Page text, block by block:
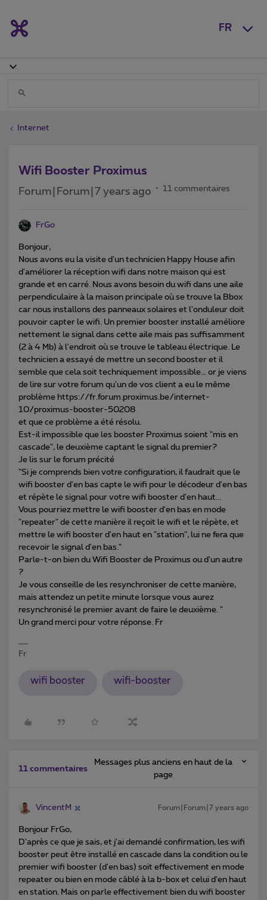
FR
Internet
Wifi Booster Proximus
Forum|Forum|7 years ago 11 commentaires
FrGo
Bonjour,
Nous avons eu la visite d'un technicien Happy House afin
d'améliorer la réception wifi dans notre maison qui est
grande et en carré. Nous avons besoin du wifi dans une aile
perpendiculaire à la maison principale où se trouve la Bbox
car nous installons des panneaux solaires et l'onduleur doit
pouvoir capter le wifi. Un premier booster installé améliore
nettement le signal dans cette aile mais pas suffisamment
(2 à 4 Mb) à l'endroit où se trouve le tableau électrique. Le
technicien a essayé de mettre un second booster et il
semble que cela soit techniquement impossible… or je viens
de lire sur votre forum qu'un de vos client a eu le même
problème https://fr.forum.proximus.be/internet-
10/proximus-booster-50208
et que ce problème a été résolu.
Est-il impossible que les booster Proximus soient "mis en
cascade", le deuxième captant le signal du premier?
Je lis sur le forum précité
"Si je comprends bien votre configuration, il faudrait que le
wifi booster d'en bas capte le wifi pour le décodeur d'en bas
et répète le signal pour votre wifi booster d'en haut...
Vous pourriez mettre le wifi booster d'en bas en mode
"repeater" de cette manière il reçoit le wifi et le répète, et
mettre le wifi booster d'en haut en "station", lui ne fera que
recevoir le signal d'en bas."
Parle-t-on bien du Wifi Booster de Proximus ou d'un autre
?
Je vous conseille de les resynchroniser de cette manière,
mais attendez un petite minute lorsque vous aurez
resynchronisé le premier avant de faire le deuxième. "
Un grand merci pour votre réponse. Fr
Fr
wifi booster wifi-booster
11 commentaires
Messages plus anciens en haut de la
page
VincentM Forum|Forum|7 years ago
Bonjour FrGo,
D'après ce que je sais, et j'ai demandé confirmation, les wifi
booster peut être installé en cascade dans la condition ou le
premier wifi booster (d'en bas) soit effectivement en mode
repeater ou bien en mode câblé à la b-box et celui d'en haut
en station. Mais on parle effectivement bien du wifi booster